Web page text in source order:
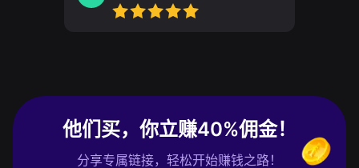
他们买，你立赚40%佣金！
分享专属链接，轻松开始赚钱之路！